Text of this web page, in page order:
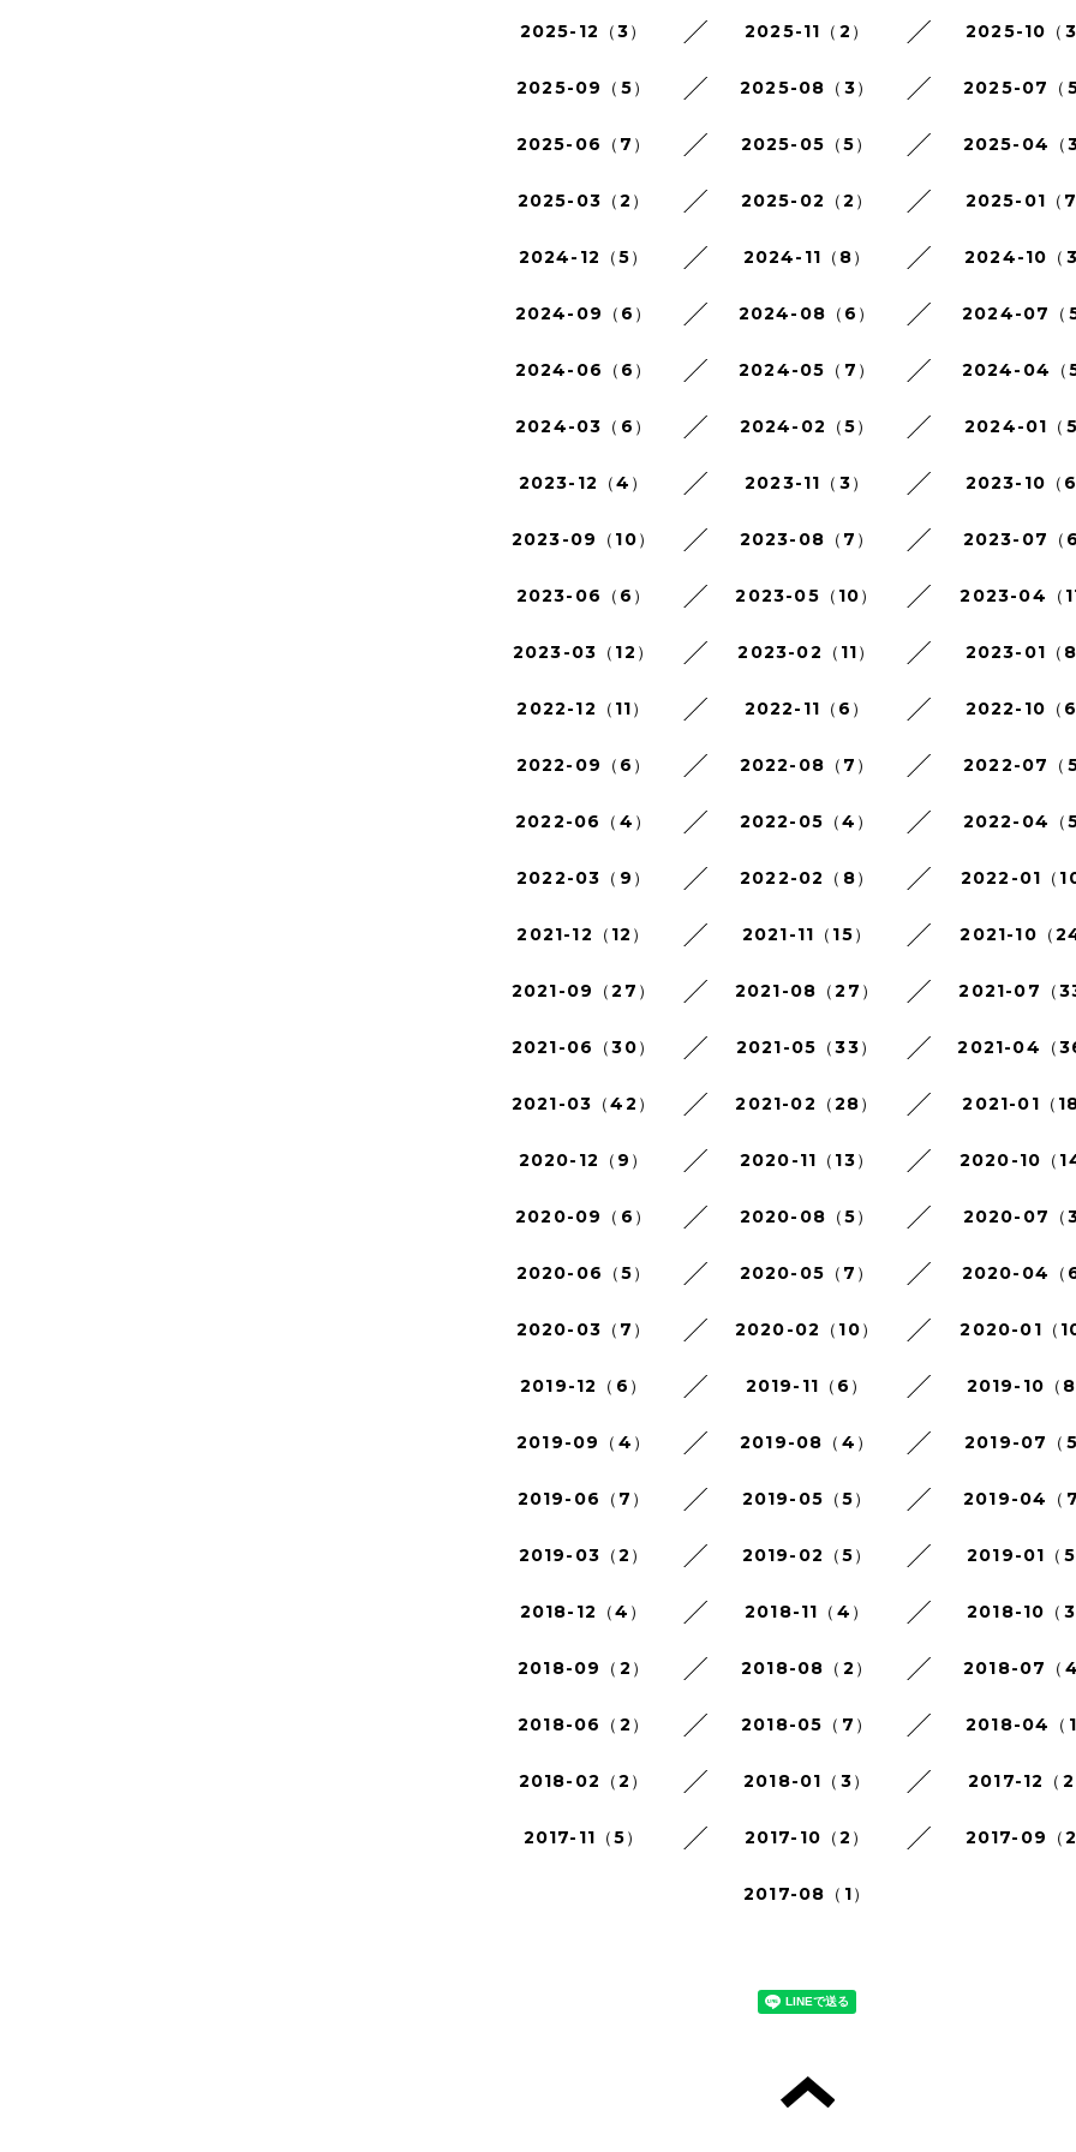
2025-12（3） 2025-11（2） 2025-10（3
2025-09（5） 2025-08（3） 2025-07（5
2025-06（7） 2025-05（5） 2025-04（3
2025-03（2） 2025-02（2） 2025-01（7
2024-12（5） 2024-11（8） 2024-10（3
2024-09（6） 2024-08（6） 2024-07（5
2024-06（6） 2024-05（7） 2024-04（5
2024-03（6） 2024-02（5） 2024-01（5
2023-12（4） 2023-11（3） 2023-10（6
2023-09（10） 2023-08（7） 2023-07（6
2023-06（6） 2023-05（10） 2023-04（11
2023-03（12） 2023-02（11） 2023-01（8
2022-12（11） 2022-11（6） 2022-10（6
2022-09（6） 2022-08（7） 2022-07（5
2022-06（4） 2022-05（4） 2022-04（5
2022-03（9） 2022-02（8） 2022-01（10
2021-12（12） 2021-11（15） 2021-10（24
2021-09（27） 2021-08（27） 2021-07（33
2021-06（30） 2021-05（33） 2021-04（
2021-03（42） 2021-02（28） 2021-01（18
2020-12（9） 2020-11（13） 2020-10（14
2020-09（6） 2020-08（5） 2020-07（3
2020-06（5） 2020-05（7） 2020-04（6
2020-03（7） 2020-02（10） 2020-01（10
2019-12（6） 2019-11（6） 2019-10（8
2019-09（4） 2019-08（4） 2019-07（5
2019-06（7） 2019-05（5） 2019-04（7
2019-03（2） 2019-02（5） 2019-01（5
2018-12（4） 2018-11（4） 2018-10（3
2018-09（2） 2018-08（2） 2018-07（4
2018-06（2） 2018-05（7） 2018-04（1
2018-02（2） 2018-01（3） 2017-12（2
2017-11（5） 2017-10（2） 2017-09（2
2017-08（1）